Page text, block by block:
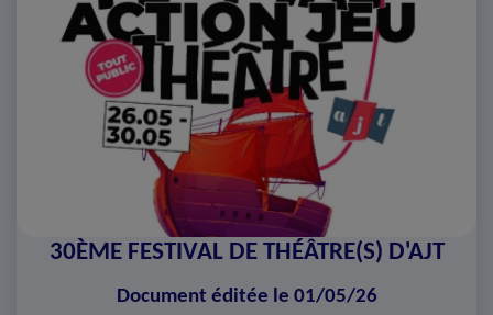
30ÈME FESTIVAL DE THÉÂTRE(S) D'AJT
Document éditée le 01/05/26